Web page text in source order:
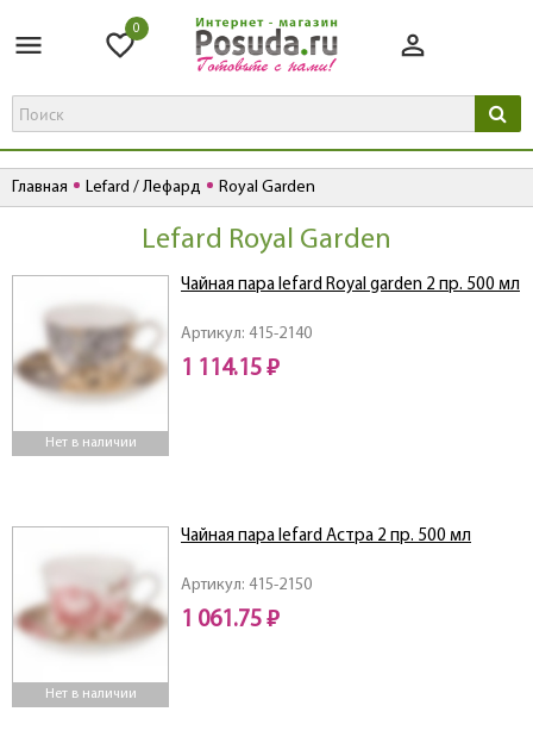
0
Главная Lefard / Лефард Royal Garden
Lefard Royal Garden
Нет в наличии
Артикул: 415-2140
Чайная пара lefard Royal garden 2 пр. 500 мл
1 114.15 ₽
Нет в наличии
Артикул: 415-2150
Чайная пара lefard Астра 2 пр. 500 мл
1 061.75 ₽